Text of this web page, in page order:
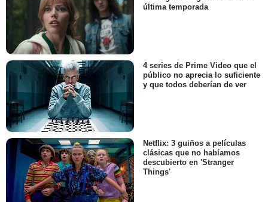
última temporada
4 series de Prime Video que el
público no aprecia lo suficiente
y que todos deberían de ver
Netflix: 3 guiños a películas
clásicas que no habíamos
descubierto en 'Stranger
Things'